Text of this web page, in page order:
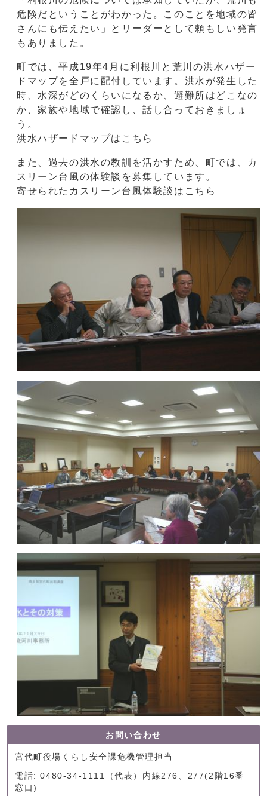
危険だということがわかった。このことを地域の皆
さんにも伝えたい」とリーダーとして頼もしい発言
もありました。
町では、平成19年4月に利根川と荒川の洪水ハザー
ドマップを全戸に配付しています。洪水が発生した
時、水深がどのくらいになるか、避難所はどこなの
か、家族や地域で確認し、話し合っておきましょ
う。
洪水ハザードマップはこちら
また、過去の洪水の教訓を活かすため、町では、カ
スリーン台風の体験談を募集しています。
寄せられたカスリーン台風体験談はこちら
お問い合わせ
宮代町役場くらし安全課危機管理担当
電話: 0480-34-1111（代表）内線276、277(2階16番
窓口)